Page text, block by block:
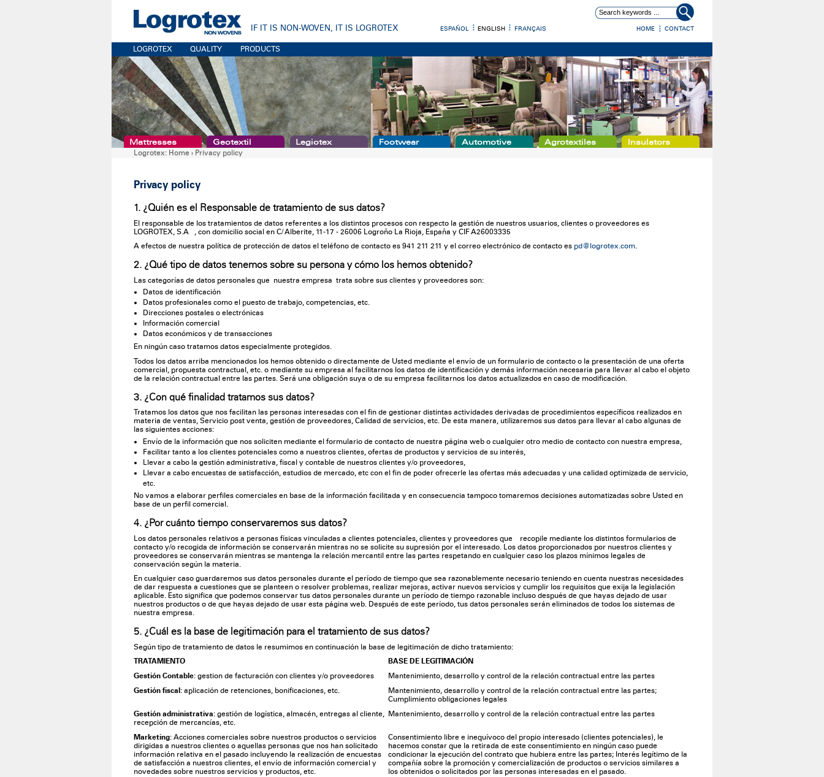
IF IT IS NON-WOVEN, IT IS LOGROTEX ESPAÑOL ENGLISH FRANÇAIS HOME CONTACT
LOGROTEX QUALITY PRODUCTS
Mattresses Geotextil Legiotex Footwear Automotive Agrotextiles
Insulators
Logrotex: Home › Privacy policy
Privacy policy
1. ¿Quién es el Responsable de tratamiento de sus datos?
El responsable de los tratamientos de datos referentes a los distintos procesos con respecto la gestión de nuestros usuarios, clientes o proveedores es
LOGROTEX, S.A , con domicilio social en C/ Alberite, 11-17 - 26006 Logroño La Rioja, España y CIF A26003335
A efectos de nuestra política de protección de datos el teléfono de contacto es 941 211 211 y el correo electrónico de contacto es pd@logrotex.com.
2. ¿Qué tipo de datos tenemos sobre su persona y cómo los hemos obtenido?
Las categorías de datos personales que nuestra empresa trata sobre sus clientes y proveedores son:
Datos de identificación
Datos profesionales como el puesto de trabajo, competencias, etc.
Direcciones postales o electrónicas
Información comercial
Datos económicos y de transacciones
En ningún caso tratamos datos especialmente protegidos.
Todos los datos arriba mencionados los hemos obtenido o directamente de Usted mediante el envío de un formulario de contacto o la presentación de una oferta
comercial, propuesta contractual, etc. o mediante su empresa al facilitarnos los datos de identificación y demás información necesaria para llevar al cabo el objeto
de la relación contractual entre las partes. Será una obligación suya o de su empresa facilitarnos los datos actualizados en caso de modificación.
3. ¿Con qué finalidad tratamos sus datos?
Tratamos los datos que nos facilitan las personas interesadas con el fin de gestionar distintas actividades derivadas de procedimientos específicos realizados en
materia de ventas, Servicio post venta, gestión de proveedores, Calidad de servicios, etc. De esta manera, utilizaremos sus datos para llevar al cabo algunas de
las siguientes acciones:
Envío de la información que nos soliciten mediante el formulario de contacto de nuestra página web o cualquier otro medio de contacto con nuestra empresa,
Facilitar tanto a los clientes potenciales como a nuestros clientes, ofertas de productos y servicios de su interés,
Llevar a cabo la gestión administrativa, fiscal y contable de nuestros clientes y/o proveedores,
Llevar a cabo encuestas de satisfacción, estudios de mercado, etc con el fin de poder ofrecerle las ofertas más adecuadas y una calidad optimizada de servicio,
etc.
No vamos a elaborar perfiles comerciales en base de la información facilitada y en consecuencia tampoco tomaremos decisiones automatizadas sobre Usted en
base de un perfil comercial.
4. ¿Por cuánto tiempo conservaremos sus datos?
Los datos personales relativos a personas físicas vinculadas a clientes potenciales, clientes y proveedores que recopile mediante los distintos formularios de
contacto y/o recogida de información se conservarán mientras no se solicite su supresión por el interesado. Los datos proporcionados por nuestros clientes y
proveedores se conservarán mientras se mantenga la relación mercantil entre las partes respetando en cualquier caso los plazos mínimos legales de
conservación según la materia.
En cualquier caso guardaremos sus datos personales durante el período de tiempo que sea razonablemente necesario teniendo en cuenta nuestras necesidades
de dar respuesta a cuestiones que se planteen o resolver problemas, realizar mejoras, activar nuevos servicios y cumplir los requisitos que exija la legislación
aplicable. Esto significa que podemos conservar tus datos personales durante un período de tiempo razonable incluso después de que hayas dejado de usar
nuestros productos o de que hayas dejado de usar esta página web. Después de este período, tus datos personales serán eliminados de todos los sistemas de
nuestra empresa.
5. ¿Cuál es la base de legitimación para el tratamiento de sus datos?
Según tipo de tratamiento de datos le resumimos en continuación la base de legitimación de dicho tratamiento:
TRATAMIENTO
BASE DE LEGITIMACIÓN
Gestión Contable: gestion de facturación con clientes y/o proveedores
Mantenimiento, desarrollo y control de la relación contractual entre las partes
Gestión fiscal: aplicación de retenciones, bonificaciones, etc.
Mantenimiento, desarrollo y control de la relación contractual entre las partes;
Cumplimiento obligaciones legales
Gestión administrativa: gestión de logística, almacén, entregas al cliente,
recepción de mercancías, etc.
Mantenimiento, desarrollo y control de la relación contractual entre las partes
Marketing: Acciones comerciales sobre nuestros productos o servicios
dirigidas a nuestros clientes o aquellas personas que nos han solicitado
información relativa en el pasado incluyendo la realización de encuestas
de satisfacción a nuestros clientes, el envío de información comercial y
novedades sobre nuestros servicios y productos, etc.
Consentimiento libre e inequívoco del propio interesado (clientes potenciales), le
hacemos constar que la retirada de este consentimiento en ningún caso puede
condicionar la ejecución del contrato que hubiera entre las partes; Interés legítimo de la
compañía sobre la promoción y comercialización de productos o servicios similares a
los obtenidos o solicitados por las personas interesadas en el pasado.